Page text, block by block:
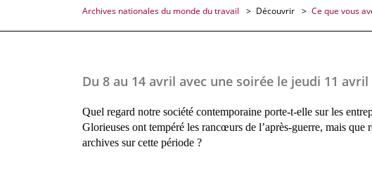
Archives nationales du monde du travail Découvrir Ce que vous
Du 8 au 14 avril avec une soirée le jeudi 11 avril
Quel regard notre société contemporaine porte-t-elle sur les
Glorieuses ont tempéré les rancœurs de l’après-guerre, mais
archives sur cette période ?